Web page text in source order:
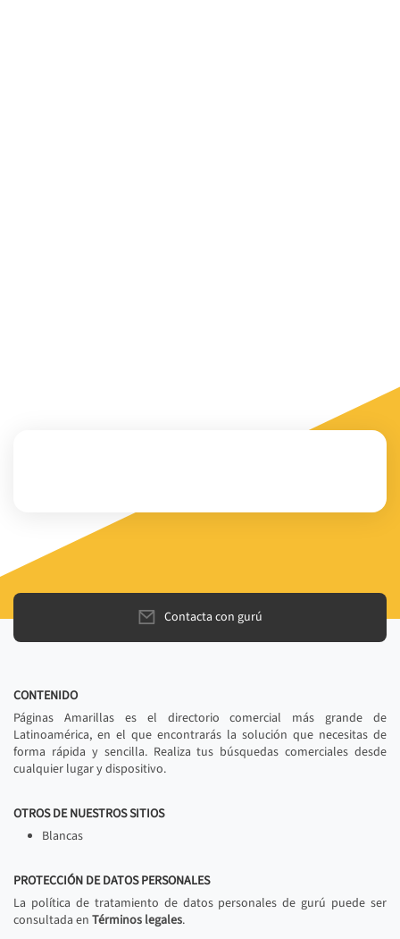
Contacta con gurú
CONTENIDO
Páginas Amarillas es el directorio comercial más grande de
Latinoamérica, en el que encontrarás la solución que necesitas de
forma rápida y sencilla. Realiza tus búsquedas comerciales desde
cualquier lugar y dispositivo.
OTROS DE NUESTROS SITIOS
Blancas
PROTECCIÓN DE DATOS PERSONALES
La política de tratamiento de datos personales de gurú puede ser
consultada en Términos legales.